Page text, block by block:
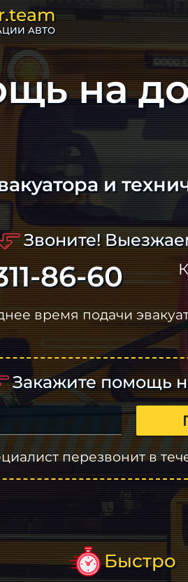
АВТО
на
и
Звоните!
86-60
время подачи
Закажите помощь
перезвонит в
Быстро